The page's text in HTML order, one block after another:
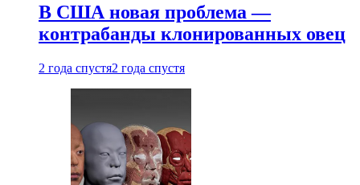
В США новая проблема —
контрабанды клонированных овец
2 года спустя2 года спустя